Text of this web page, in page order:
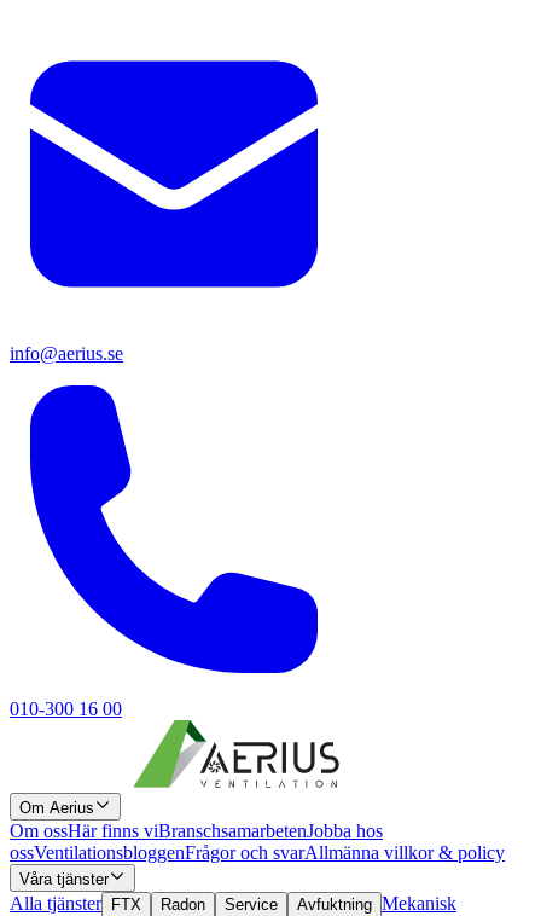
info@aerius.se
010-300 16 00
Om Aerius
Om ossHär finns viBranschsamarbetenJobba hos
ossVentilationsbloggenFrågor och svarAllmänna villkor & policy
Våra tjänster
Alla tjänster FTX Radon Service Avfuktning Mekanisk